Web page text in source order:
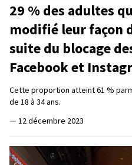
29 % des adultes
modifié leur façon
suite du blocage
Facebook et
Cette proportion atteint 61 %
de 18 à 34 ans.
— 12 décembre 2023